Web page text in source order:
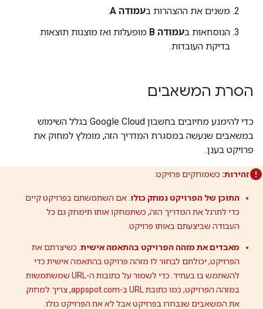
משנים את ההצהרות בעמודה A
.
הנוסחאות בעמודה B
מופעלות ואז מוצגות תוצאות
בדיקת העובדות.
הסרת המשאבים
כדי להימנע מחיובים בחשבון Google Cloud בגלל השימוש
במשאבים שנעשה במסגרת המדריך הזה, מומלץ למחוק את
פרויקט בענן.
זהירות: כשמוחקים פרויקט:
התוכן של הפרויקט נמחק כולו . אם השתמשתם בפרויקט קיים
כדי לתרגל את המדריך הזה, כשתמחקו אותו תימחק גם כל
העבודה שביצעתם באותו פרויקט.
מאבדים את מזהה הפרויקט בהתאמה אישית . כשיצרתם את
הפרויקט, יכולתם לבחור לו מזהה פרויקט בהתאמה אישית כדי
להשתמש בו בעתיד. כדי לשמור על כתובות ה-URL שמשתמשות
במזהה הפרויקט, כמו כתובת URL ב-appspot.com, צריך למחוק
את המשאבים שנבחרו בפרויקט אבל לא את הפרויקט כולו.